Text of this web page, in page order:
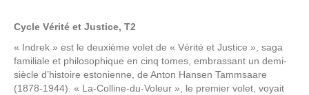
Cycle Vérité et Justice, T2
« Indrek » est le deuxième volet de « Vérité et Justice », saga
familiale et philosophique en cinq tomes, embrassant un demi-
siècle d’histoire estonienne, de Anton Hansen Tammsaare
(1878-1944). « La-Colline-du-Voleur », le premier volet, voyait